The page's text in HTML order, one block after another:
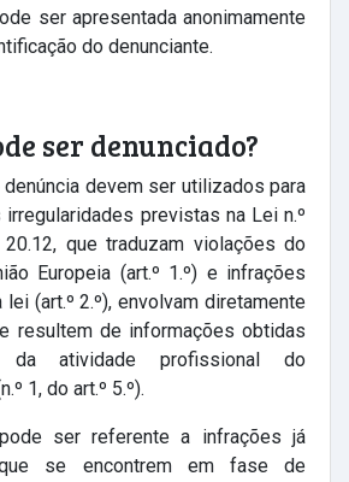
ser apresentada anonimamente
do denunciante.
ser denunciado?
devem ser utilizados para
irregularidades previstas na Lei n.º
que traduzam violações do
Europeia (art.º 1.º) e infrações
(art.º 2.º), envolvam diretamente
e resultem de informações obtidas
atividade profissional do
1, do art.º 5.º).
ser referente a infrações já
se encontrem em fase de